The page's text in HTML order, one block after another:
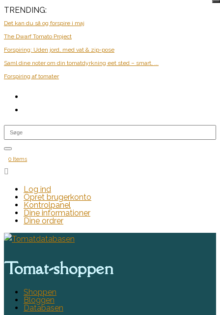
TRENDING:
Det kan du så og forspire i maj
The Dwarf Tomato Project
Forspiring: Uden jord, med vat & zip-pose
Saml dine noter om din tomatdyrkning eet sted – smart, ...
Forspiring af tomater
0 Items

Log ind
Opret brugerkonto
Kontrolpanel
Dine informationer
Dine ordrer
Tomat-shoppen
Shoppen
Bloggen
Databasen